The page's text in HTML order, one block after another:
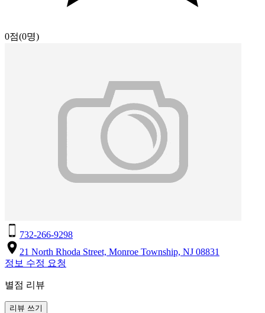
0점(0명)
732-266-9298
21 North Rhoda Street, Monroe Township, NJ 08831
정보 수정 요청
별점 리뷰
리뷰 쓰기